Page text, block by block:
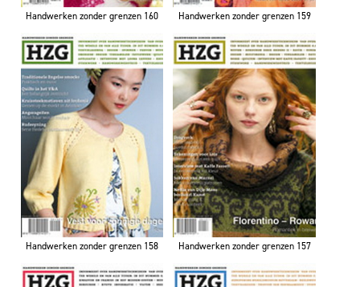
Handwerken zonder grenzen 160 Handwerken zonder grenzen 159
Handwerken zonder grenzen 158 Handwerken zonder grenzen 157